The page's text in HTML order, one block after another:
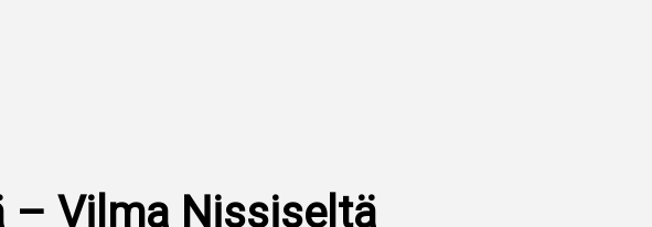
– Vilma Nissiseltä